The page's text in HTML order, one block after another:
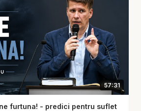
groapă. Iar uneori, cea mai
să nu mai fii controlat de ceea
cele mai comune
oamenii. Închisoarea
pe care îl urăști, dar îl repeți.
care îl justifici, dar te roade.
57:31
furtuna! - predici pentru suflet